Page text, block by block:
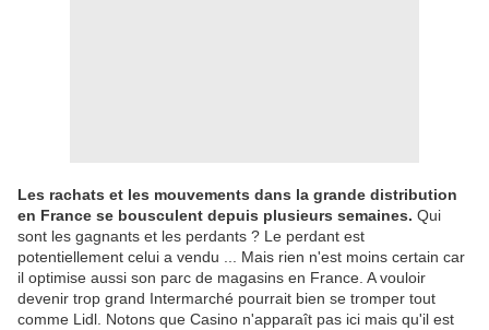
Les rachats et les mouvements dans la grande distribution
en France se bousculent depuis plusieurs semaines. Qui
sont les gagnants et les perdants ? Le perdant est
potentiellement celui a vendu ... Mais rien n'est moins certain car
il optimise aussi son parc de magasins en France. A vouloir
devenir trop grand Intermarché pourrait bien se tromper tout
comme Lidl. Notons que Casino n'apparaît pas ici mais qu'il est